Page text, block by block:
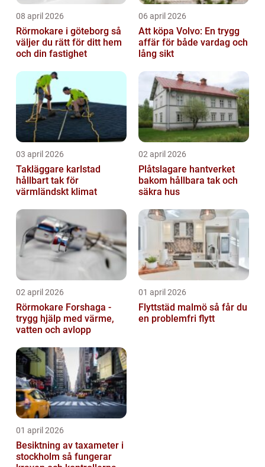
08 april 2026
Rörmokare i göteborg så
väljer du rätt för ditt hem
och din fastighet
06 april 2026
Att köpa Volvo: En trygg
affär för både vardag och
lång sikt
03 april 2026
Takläggare karlstad
hållbart tak för
värmländskt klimat
02 april 2026
Plåtslagare hantverket
bakom hållbara tak och
säkra hus
02 april 2026
Rörmokare Forshaga -
trygg hjälp med värme,
vatten och avlopp
01 april 2026
Flyttstäd malmö så får du
en problemfri flytt
01 april 2026
Besiktning av taxameter i
stockholm så fungerar